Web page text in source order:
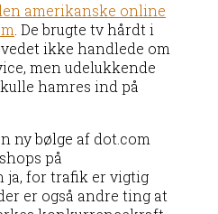
amerikanske online
. De brugte tv hårdt i
ikke handlede om
men udelukkende
hamres ind på
ny bølge af dot.com
på
ja, for trafik er vigtig
er også andre ting at